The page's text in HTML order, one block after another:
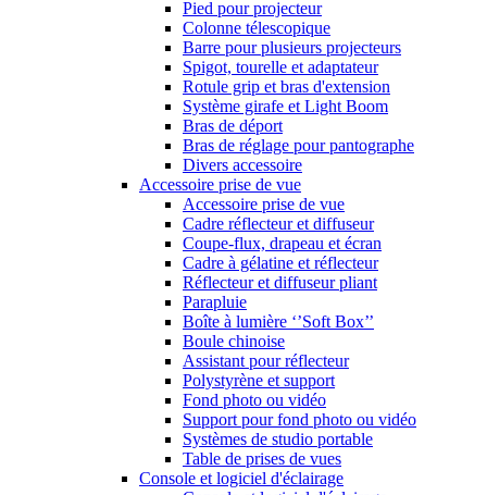
Pied pour projecteur
Colonne télescopique
Barre pour plusieurs projecteurs
Spigot, tourelle et adaptateur
Rotule grip et bras d'extension
Système girafe et Light Boom
Bras de déport
Bras de réglage pour pantographe
Divers accessoire
Accessoire prise de vue
Accessoire prise de vue
Cadre réflecteur et diffuseur
Coupe-flux, drapeau et écran
Cadre à gélatine et réflecteur
Réflecteur et diffuseur pliant
Parapluie
Boîte à lumière ‘’Soft Box’’
Boule chinoise
Assistant pour réflecteur
Polystyrène et support
Fond photo ou vidéo
Support pour fond photo ou vidéo
Systèmes de studio portable
Table de prises de vues
Console et logiciel d'éclairage